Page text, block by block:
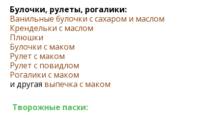
Булочки, рулеты, рогалики:
Ванильные булочки с сахаром и маслом
Крендельки с маслом
Плюшки
Булочки с маком
Рулет с маком
Рулет с повидлом
Рогалики с маком
и другая выпечка с маком
Творожные пасхи: